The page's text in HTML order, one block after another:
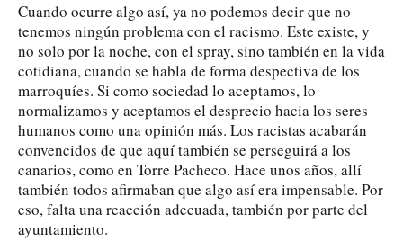
Cuando ocurre algo así, ya no podemos decir que no
tenemos ningún problema con el racismo. Este existe, y
no solo por la noche, con el spray, sino también en la vida
cotidiana, cuando se habla de forma despectiva de los
marroquíes. Si como sociedad lo aceptamos, lo
normalizamos y aceptamos el desprecio hacia los seres
humanos como una opinión más. Los racistas acabarán
convencidos de que aquí también se perseguirá a los
canarios, como en Torre Pacheco. Hace unos años, allí
también todos afirmaban que algo así era impensable. Por
eso, falta una reacción adecuada, también por parte del
ayuntamiento.